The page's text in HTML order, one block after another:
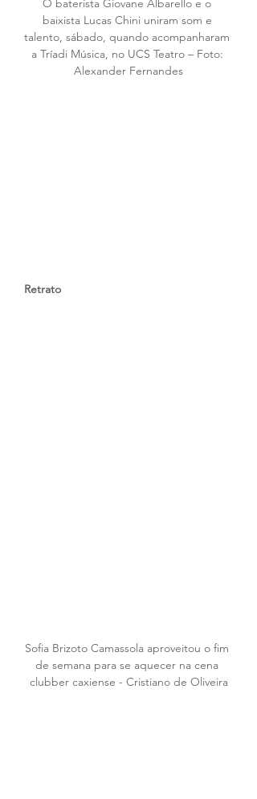
O baterista Giovane Albarello e o
baixista Lucas Chini uniram som e
talento, sábado, quando acompanharam
a Tríadi Música, no UCS Teatro – Foto:
Alexander Fernandes
Retrato
Sofia Brizoto Camassola aproveitou o fim
de semana para se aquecer na cena
clubber caxiense - Cristiano de Oliveira